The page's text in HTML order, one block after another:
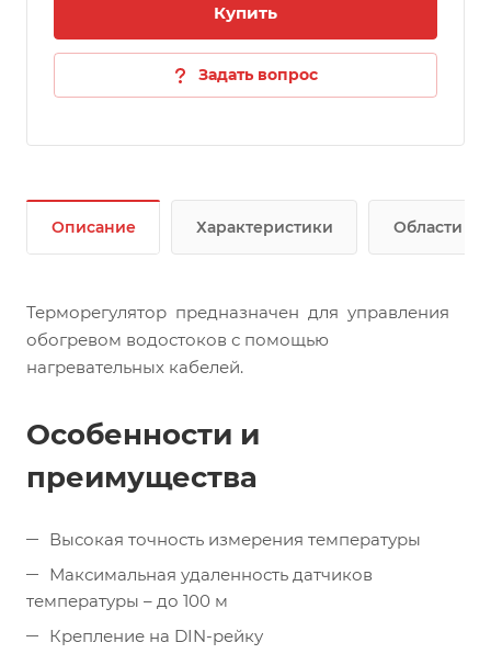
Купить
Задать вопрос
Описание Характеристики Области
Терморегулятор предназначен для управления
обогревом водостоков с помощью
нагревательных кабелей.
Особенности и
преимущества
Высокая точность измерения температуры
Максимальная удаленность датчиков
температуры – до 100 м
Крепление на DIN-рейку